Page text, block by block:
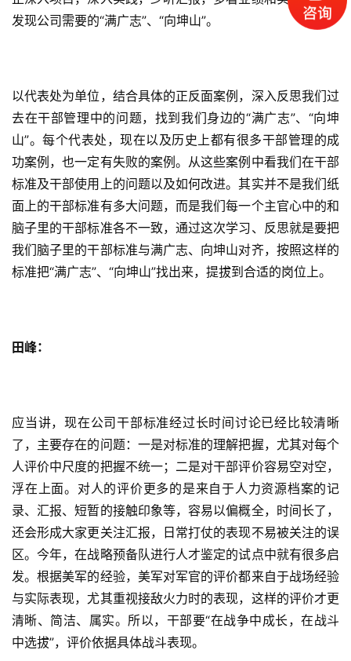
开
杆
洞
察
标
杆
内
训
发现公司需要的“满广志”、“向坤山”。
以代表处为单位，结合具体的正反面案例，深入反思我们过
去在干部管理中的问题，找到我们身边的“满广志”、“向坤
山”。每个代表处，现在以及历史上都有很多干部管理的成
功案例，也一定有失败的案例。从这些案例中看我们在干部
标准及干部使用上的问题以及如何改进。其实并不是我们纸
面上的干部标准有多大问题，而是我们每一个主官心中的和
脑子里的干部标准各不一致，通过这次学习、反思就是要把
我们脑子里的干部标准与满广志、向坤山对齐，按照这样的
标准把“满广志”、“向坤山”找出来，提拔到合适的岗位上。
田峰：
应当讲，现在公司干部标准经过长时间讨论已经比较清晰
了，主要存在的问题：一是对标准的理解把握，尤其对每个
人评价中尺度的把握不统一；二是对干部评价容易空对空，
浮在上面。对人的评价更多的是来自于人力资源档案的记
录、汇报、短暂的接触印象等，容易以偏概全，时间长了，
还会形成大家更关注汇报，日常打仗的表现不易被关注的误
区。今年，在战略预备队进行人才鉴定的试点中就有很多启
发。根据美军的经验，美军对军官的评价都来自于战场经验
与实际表现，尤其重视接敌火力时的表现，这样的评价才更
清晰、简洁、属实。所以，干部要“在战争中成长，在战斗
中选拔”，评价依据具体战斗表现。